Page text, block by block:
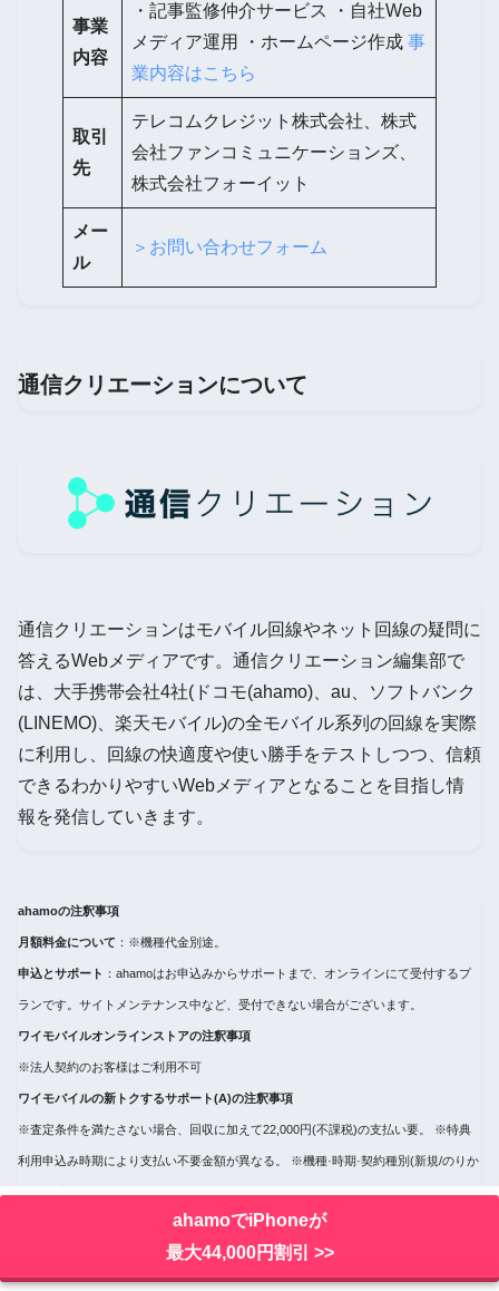
ahamoでiPhoneが
最大44,000円割引 >>
事業
内容
・記事監修仲介サービス ・自社Web
メディア運用 ・ホームページ作成 事
業内容はこちら
取引
先
テレコムクレジット株式会社、株式
会社ファンコミュニケーションズ、
株式会社フォーイット
メー
ル
＞お問い合わせフォーム
通信クリエーションについて
通信クリエーションはモバイル回線やネット回線の疑問に
答えるWebメディアです。通信クリエーション編集部で
は、大手携帯会社4社(ドコモ(ahamo)、au、ソフトバンク
(LINEMO)、楽天モバイル)の全モバイル系列の回線を実際
に利用し、回線の快適度や使い勝手をテストしつつ、信頼
できるわかりやすいWebメディアとなることを目指し情
報を発信していきます。
ahamoの注釈事項
月額料金について ：※機種代金別途。
申込とサポート ：ahamoはお申込みからサポートまで、オンラインにて受付するプ
ランです。サイトメンテナンス中など、受付できない場合がございます。
ワイモバイルオンラインストアの注釈事項
※法人契約のお客様はご利用不可
ワイモバイルの新トクするサポート(A)の注釈事項
※査定条件を満たさない場合、回収に加えて22,000円(不課税)の支払い要。 ※特典
利用申込み時期により支払い不要金額が異なる。 ※機種·時期·契約種別(新規/のりか